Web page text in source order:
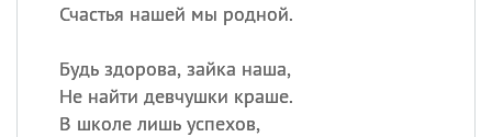
Счастья нашей мы родной.
Будь здорова, зайка наша,
Не найти девчушки краше.
В школе лишь успехов,